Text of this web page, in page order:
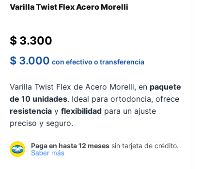
Varilla Twist Flex Acero Morelli
$ 3.300
$ 3.000 con efectivo o transferencia
Varilla Twist Flex de Acero Morelli, en paquete
de 10 unidades. Ideal para ortodoncia, ofrece
resistencia y flexibilidad para un ajuste
preciso y seguro.
Paga en hasta 12 meses sin tarjeta de crédito.
Saber más